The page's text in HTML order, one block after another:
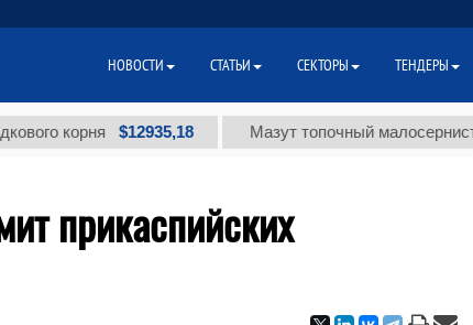
$12935,18 Мазут топочный малосернистый (т.)
прикаспийских
НОВОСТИ СТАТЬИ СЕКТОРЫ ТЕНДЕРЫ